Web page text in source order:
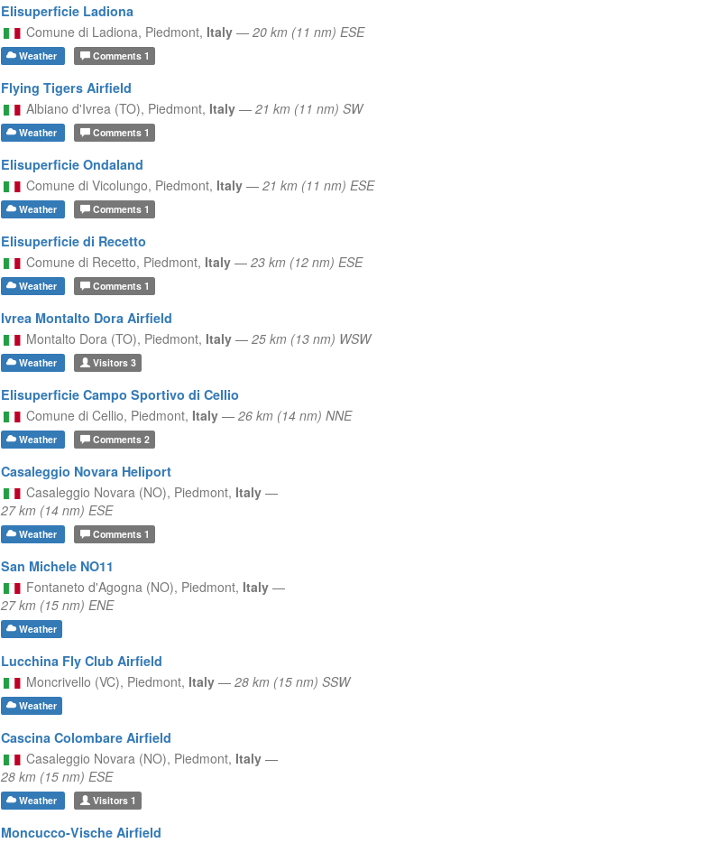
Elisuperficie Ladiona
Comune di Ladiona, Piedmont, Italy — 20 km (11 nm) ESE
Weather Comments1
Flying Tigers Airfield
Albiano d'Ivrea (TO), Piedmont, Italy — 21 km (11 nm) SW
Weather Comments1
Elisuperficie Ondaland
Comune di Vicolungo, Piedmont, Italy — 21 km (11 nm) ESE
Weather Comments1
Elisuperficie di Recetto
Comune di Recetto, Piedmont, Italy — 23 km (12 nm) ESE
Weather Comments1
Ivrea Montalto Dora Airfield
Montalto Dora (TO), Piedmont, Italy — 25 km (13 nm) WSW
Weather Visitors3
Elisuperficie Campo Sportivo di Cellio
Comune di Cellio, Piedmont, Italy — 26 km (14 nm) NNE
Weather Comments2
Casaleggio Novara Heliport
Casaleggio Novara (NO), Piedmont, Italy —
27 km (14 nm) ESE
Weather Comments1
San Michele NO11
Fontaneto d'Agogna (NO), Piedmont, Italy —
27 km (15 nm) ENE
Weather
Lucchina Fly Club Airfield
Moncrivello (VC), Piedmont, Italy — 28 km (15 nm) SSW
Weather
Cascina Colombare Airfield
Casaleggio Novara (NO), Piedmont, Italy —
28 km (15 nm) ESE
Weather Visitors1
Moncucco-Vische Airfield